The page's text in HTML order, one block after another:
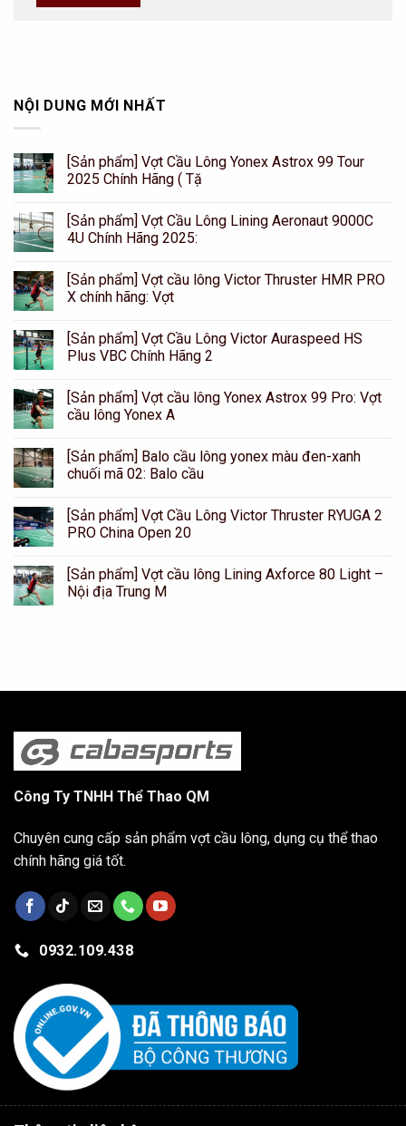
NỘI DUNG MỚI NHẤT
[Sản phẩm] Vợt Cầu Lông Yonex Astrox 99 Tour
2025 Chính Hãng ( Tặ
[Sản phẩm] Vợt Cầu Lông Lining Aeronaut 9000C
4U Chính Hãng 2025:
[Sản phẩm] Vợt cầu lông Victor Thruster HMR PRO
X chính hãng: Vợt
[Sản phẩm] Vợt Cầu Lông Victor Auraspeed HS
Plus VBC Chính Hãng 2
[Sản phẩm] Vợt cầu lông Yonex Astrox 99 Pro: Vợt
cầu lông Yonex A
[Sản phẩm] Balo cầu lông yonex màu đen-xanh
chuối mã 02: Balo cầu
[Sản phẩm] Vợt Cầu Lông Victor Thruster RYUGA 2
PRO China Open 20
[Sản phẩm] Vợt cầu lông Lining Axforce 80 Light –
Nội địa Trung M
Công Ty TNHH Thể Thao QM
Chuyên cung cấp sản phẩm vợt cầu lông, dụng cụ thể thao
chính hãng giá tốt.
0932.109.438